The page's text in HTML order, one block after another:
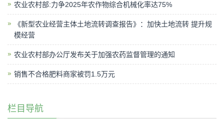
农业农村部:力争2025年农作物综合机械化率达75%
《新型农业经营主体土地流转调查报告》：加快土地流转 提升规
模经营
农业农村部办公厅发布关于加强农药监督管理的通知
销售不合格肥料商家被罚1.5万元
栏目导航